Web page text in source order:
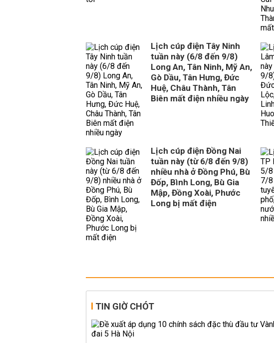
Lịch cúp điện Tây Ninh
tuần này (6/8 đến 9/8)
Long An, Tân Ninh, Mỹ An,
Gò Dầu, Tân Hưng, Đức
Huệ, Châu Thành, Tân
Biên mất điện nhiều ngày
Lịch cúp điện Đồng Nai
tuần này (từ 6/8 đến 9/8)
nhiều nhà ở Đồng Phú, Bù
Đốp, Bình Long, Bù Gia
Mập, Đồng Xoài, Phước
Long bị mất điện
TIN GIỜ CHÓT